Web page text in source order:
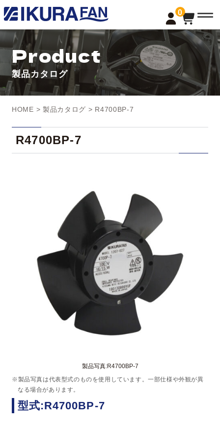
0
t
o
g
l
e
a
v
i
g
a
n
Product
製品カタログ
HOME > 製品カタログ > R4700BP-7
R4700BP-7
製品写真:R4700BP-7
※製品写真は代表型式のものを使用しています。一部仕様や外観が異
なる場合があります。
型式:R4700BP-7